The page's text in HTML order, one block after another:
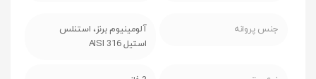
جنس پروانه
آلومینیوم برنز، استنلس
استیل AISI 316